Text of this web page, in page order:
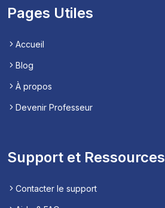
Pages Utiles
Accueil
Blog
À propos
Devenir Professeur
Support et Ressources
Contacter le support